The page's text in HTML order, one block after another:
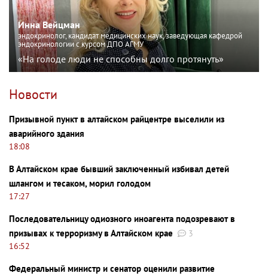
Инна Вейцман
эндокринолог, кандидат медицинских наук, заведующая кафедрой
эндокринологии с курсом ДПО АГМУ
«На голоде люди не способны долго протянуть»
Новости
Призывной пункт в алтайском райцентре выселили из
аварийного здания
18:08
В Алтайском крае бывший заключенный избивал детей
шлангом и тесаком, морил голодом
17:27
Последовательницу одиозного иноагента подозревают в
призывах к терроризму в Алтайском крае
3
16:52
Федеральный министр и сенатор оценили развитие